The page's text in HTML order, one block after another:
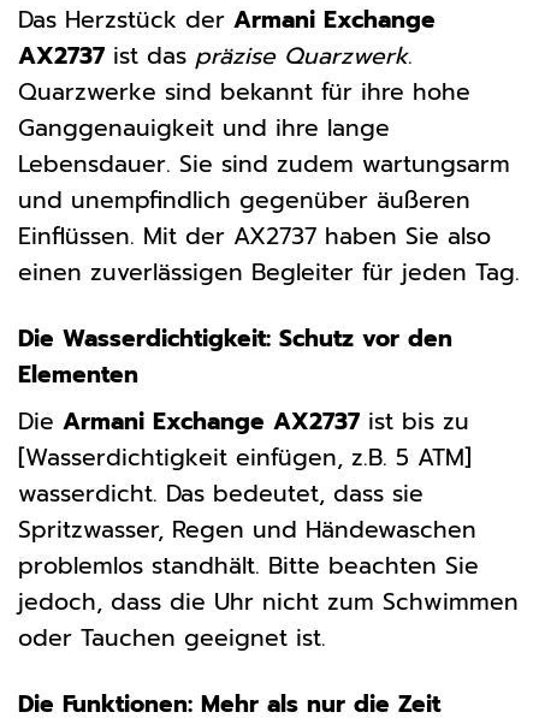
Das Herzstück der Armani Exchange
AX2737 ist das präzise Quarzwerk.
Quarzwerke sind bekannt für ihre hohe
Ganggenauigkeit und ihre lange
Lebensdauer. Sie sind zudem wartungsarm
und unempfindlich gegenüber äußeren
Einflüssen. Mit der AX2737 haben Sie also
einen zuverlässigen Begleiter für jeden Tag.
Die Wasserdichtigkeit: Schutz vor den
Elementen
Die Armani Exchange AX2737 ist bis zu
[Wasserdichtigkeit einfügen, z.B. 5 ATM]
wasserdicht. Das bedeutet, dass sie
Spritzwasser, Regen und Händewaschen
problemlos standhält. Bitte beachten Sie
jedoch, dass die Uhr nicht zum Schwimmen
oder Tauchen geeignet ist.
Die Funktionen: Mehr als nur die Zeit